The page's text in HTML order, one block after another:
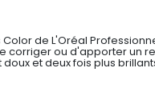
de L'Oréal
corriger ou d'apporter un
et deux fois plus